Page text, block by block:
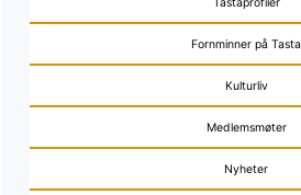
Fornminner på Tasta
Kulturliv
Medlemsmøter
Nyheter